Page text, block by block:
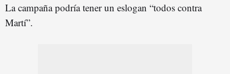
La campaña podría tener un eslogan “todos contra
Martí”.